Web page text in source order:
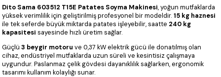
Dito Sama 603512 T15E Patates Soyma Makinesi, yoğun mutfaklarda
yüksek verimlilik için geliştirilmiş profesyonel bir modeldir.15 kg haznesi
ile tek seferde büyük miktarda patates işleyebilir, saatte 240 kg
kapasitesi sayesinde hızlı üretim sağlar.
Güçlü3 beygir motoru ve 0,37 kW elektrik gücü ile donatılmış olan
cihaz, endüstriyel mutfaklarda uzun süreli ve kesintisiz çalışmaya
uygundur. Paslanmaz çelik gövdesi dayanıklılık sağlarken, ergonomik
tasarımı kullanım kolaylığı sunar.